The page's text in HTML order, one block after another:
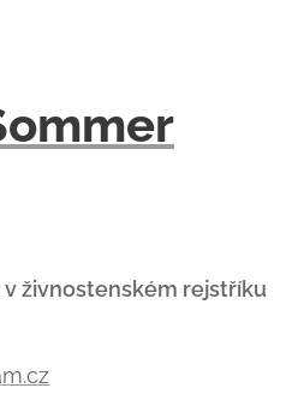
v živnostenském rejstříku